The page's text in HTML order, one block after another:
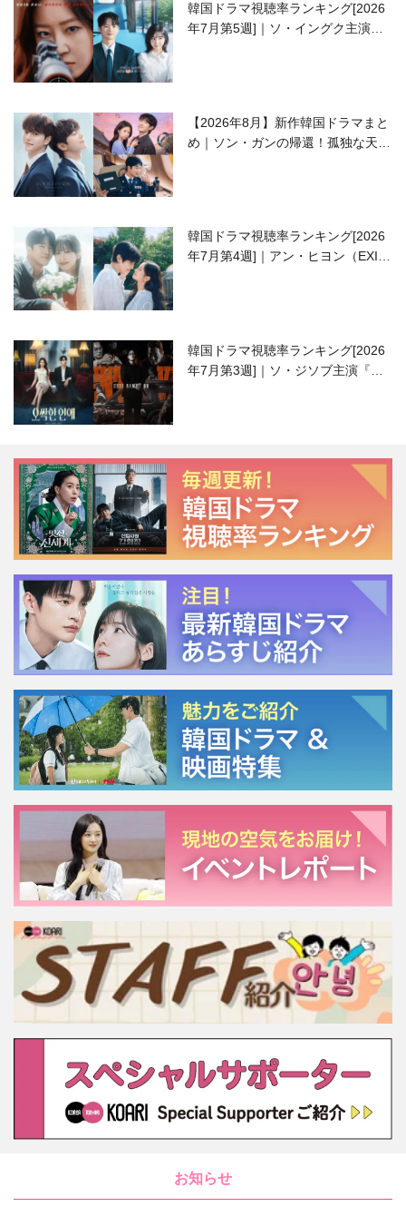
韓国ドラマ視聴率ランキング[2026
年7月第5週]｜ソ・イングク主演の
【2026年8月】新作韓国ドラマまと
め｜ソン・ガンの帰還！孤独な天才
韓国ドラマ視聴率ランキング[2026
年7月第4週]｜アン・ヒヨン（EXID
韓国ドラマ視聴率ランキング[2026
年7月第3週]｜ソ・ジソブ主演『エ
お知らせ